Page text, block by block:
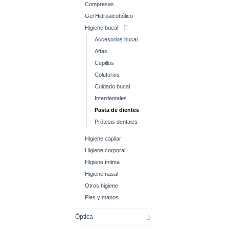
Compresas
Gel Hidroalcohólico
Higiene bucal
Accesorios bucal
Aftas
Cepillos
Colutorios
Cuidado bucal
Interdentales
Pasta de dientes
Prótesis dentales
Higiene capilar
Higiene corporal
Higiene íntima
Higiene nasal
Otros higiene
Pies y manos
Óptica